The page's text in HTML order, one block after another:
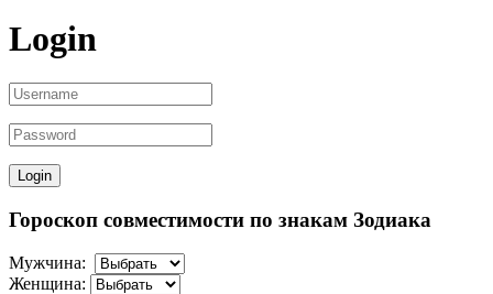
Login
Гороскоп совместимости по знакам Зодиака
Мужчина:
Женщина: